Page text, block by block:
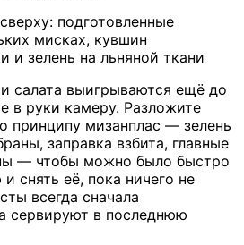
подготовленные
мисках, кувшин
и зелень на льняной ткани
салата выигрываются ещё до
в руки камеру. Разложите
принципу мизанплас — зелень
заправка взбита, главные
— чтобы можно было быстро
снять её, пока ничего не
всегда сначала
сервируют в последнюю